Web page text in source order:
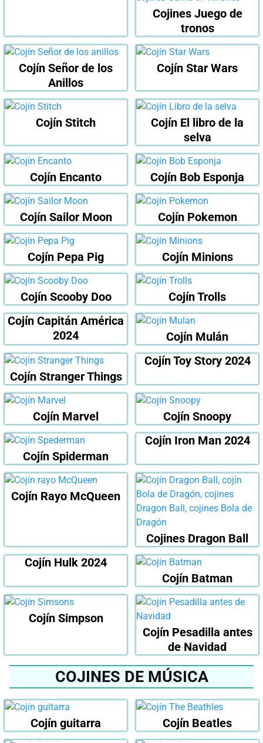
Cojines Juego de
tronos
Cojín Señor de los
Anillos
Cojín Star Wars
Cojín Stitch
Cojín El libro de la
selva
Cojín Encanto Cojín Bob Esponja
Cojín Sailor Moon Cojín Pokemon
Cojín Pepa Pig Cojín Minions
Cojín Scooby Doo
Cojín Trolls
Cojín Capitán América
2024
Cojín Mulán
Cojín Stranger Things
Cojín Toy Story 2024
Cojín Marvel Cojín Snoopy
Cojín Spiderman
Cojín Iron Man 2024
Cojín Rayo McQueen
Cojines Dragon Ball
Cojín Hulk 2024
Cojín Batman
Cojín Simpson
Cojín Pesadilla antes
de Navidad
COJINES DE MÚSICA
Cojín guitarra Cojín Beatles